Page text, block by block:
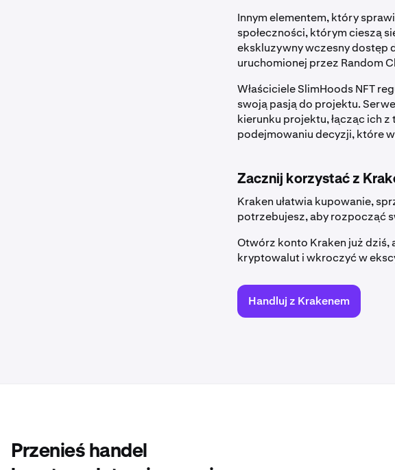
Innym elementem, który
społeczności, którym cieszą
ekskluzywny wczesny dostęp
uruchomionej przez Random
Właściciele SlimHoods NFT
swoją pasją do projektu.
kierunku projektu, łącząc ich
podejmowaniu decyzji, które
Zacznij korzystać z
Kraken ułatwia kupowanie,
potrzebujesz, aby rozpocząć
Otwórz konto Kraken już dziś,
kryptowalut i wkroczyć w
Handluj z Krakenem
Przenieś handel